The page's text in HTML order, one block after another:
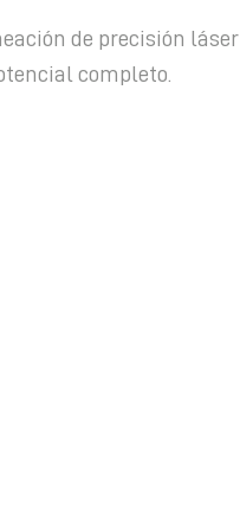
de precisión láser
completo.